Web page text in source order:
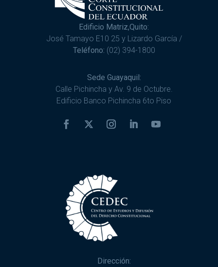
Edificio Matriz,Quito:
José Tamayo E10 25 y Lizardo García /
Teléfono: (02) 394-1800
Sede Guayaquil:
Calle Pichincha y Av. 9 de Octubre.
Edificio Banco Pichincha 6to Piso
Dirección: